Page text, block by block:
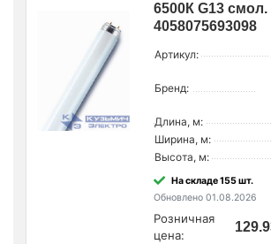
6500К G13 смол.
4058075693098
Артикул:
Бренд:
Длина, м:
Ширина, м:
Высота, м:
На складе 155 шт.
Обновлено 01.08.2026
Розничная
цена: